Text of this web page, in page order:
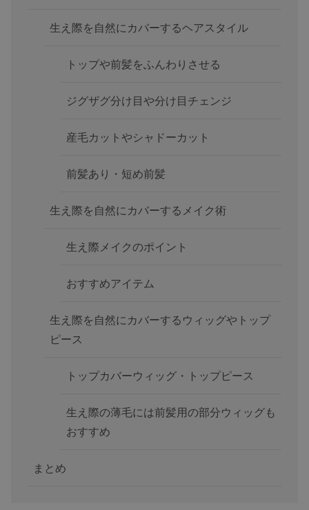
生え際を自然にカバーするヘアスタイル
トップや前髪をふんわりさせる
ジグザグ分け目や分け目チェンジ
産毛カットやシャドーカット
前髪あり・短め前髪
生え際を自然にカバーするメイク術
生え際メイクのポイント
おすすめアイテム
生え際を自然にカバーするウィッグやトップ
ピース
トップカバーウィッグ・トップピース
生え際の薄毛には前髪用の部分ウィッグも
おすすめ
まとめ